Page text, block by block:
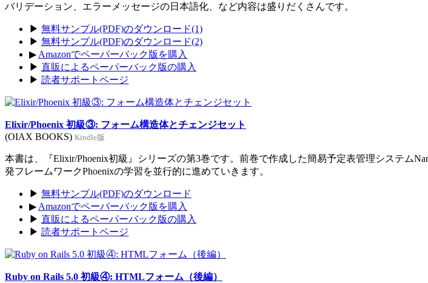
バリデーション、エラーメッセージの日本語化、など内容は盛りだくさんです。
▶ 無料サンプル(PDF)のダウンロード(1)
▶ 無料サンプル(PDF)のダウンロード(2)
▶ Amazonでペーパーバック版を購入
▶ 直販によるペーパーバック版の購入
▶ 読者サポートページ
Elixir/Phoenix 初級③: フォーム構造体とチェンジセット
(OIAX BOOKS) Kindle版
本書は、『Elixir/Phoenix初級』シリーズの第3巻です。前巻で作成した簡易予定表管理システム
発フレームワークPhoenixの学習を並行的に進めていきます。
▶ 無料サンプル(PDF)のダウンロード
▶ Amazonでペーパーバック版を購入
▶ 直販によるペーパーバック版の購入
▶ 読者サポートページ
Ruby on Rails 5.0 初級④: HTMLフォーム（後編）